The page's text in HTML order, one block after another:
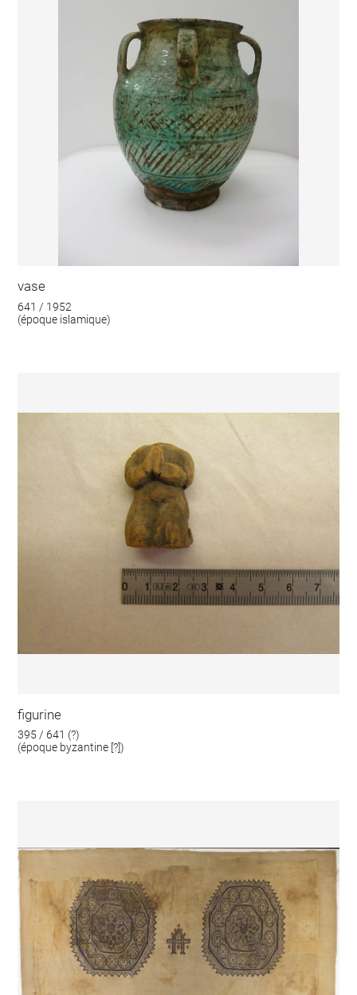
vase
641 / 1952
(époque islamique)
figurine
395 / 641 (?)
(époque byzantine [?])